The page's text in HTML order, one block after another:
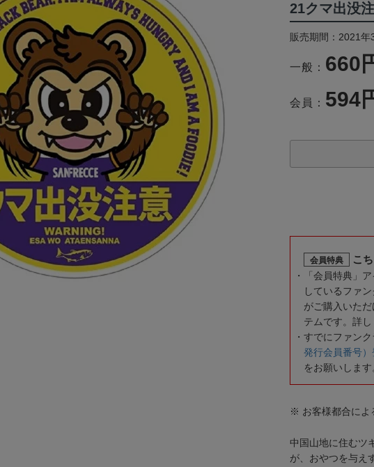
21クマ出没
販売期間：2021
一般： 660
会員： 594
会員特典 こ
「会員特典」
しているファ
がご購入いた
テムです。詳し
すでにファンク
発行会員番号）
をお願いします
※ お客様都合によ
中国山地に住むツ
が、おやつを与え